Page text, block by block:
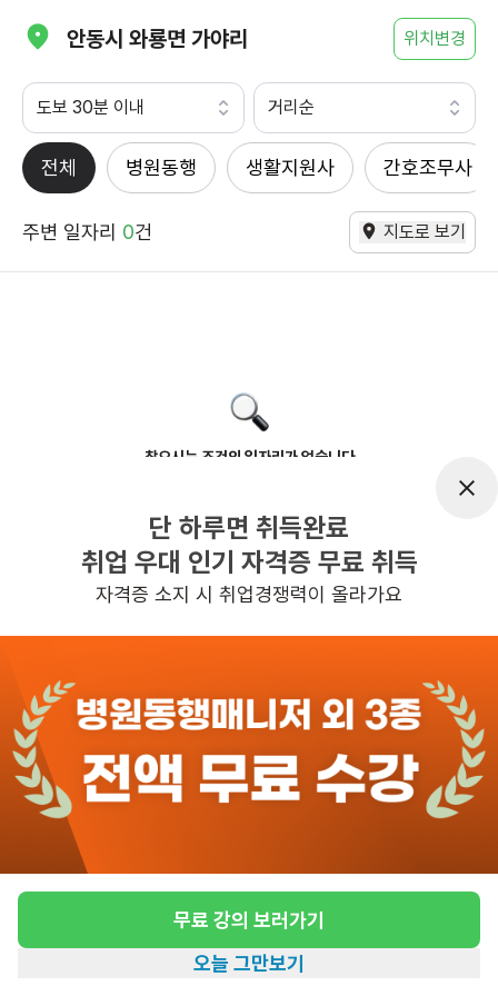
안동시 와룡면 가야리 위치변경
도보 30분 이내 거리순
전체 병원동행 생활지원사 간호조무사
주변 일자리 0건 지도로 보기
찾으시는 조건의 일자리가 없습니다
반경 3KM 이내의 일자리 확인하기
단 하루면 취득완료
취업 우대 인기 자격증 무료 취득
자격증 소지 시 취업경쟁력이 올라가요
무료 강의 보러가기
오늘 그만보기